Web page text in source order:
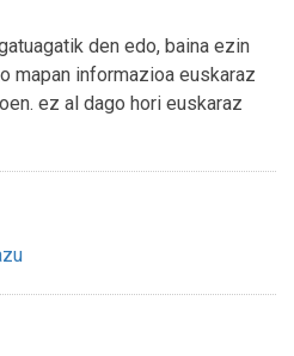
den edo, baina ezin
mapan informazioa euskaraz
ez al dago hori euskaraz